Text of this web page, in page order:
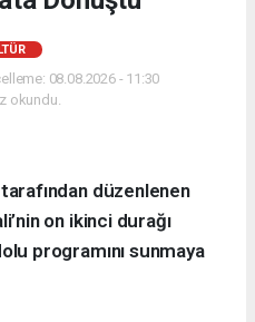
08.08.2026 - 11:30
okundu.
düzenlenen
on ikinci durağı
programını sunmaya